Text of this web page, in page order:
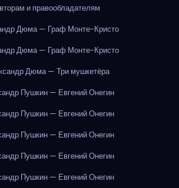
и правообладателям
Дюма — Граф Монте-Кристо
Дюма — Граф Монте-Кристо
Дюма — Три мушкетёра
Пушкин — Евгений Онегин
Пушкин — Евгений Онегин
Пушкин — Евгений Онегин
Пушкин — Евгений Онегин
Пушкин — Евгений Онегин